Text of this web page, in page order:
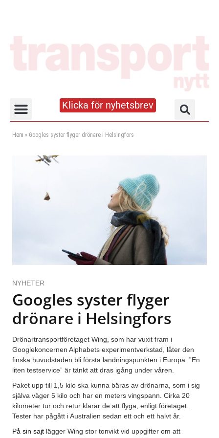
Klicka för nyhetsbrev
Hem » Googles syster flyger drönare i Helsingfors
NYHETER
Googles syster flyger
drönare i Helsingfors
Drönartransportföretaget Wing, som har vuxit fram i
Googlekoncernen Alphabets experimentverkstad, låter den
finska huvudstaden bli första landningspunkten i Europa. ”En
liten testservice” är tänkt att dras igång under våren.
Paket upp till 1,5 kilo ska kunna bäras av drönarna, som i sig
själva väger 5 kilo och har en meters vingspann. Cirka 20
kilometer tur och retur klarar de att flyga, enligt företaget.
Tester har pågått i Australien sedan ett och ett halvt år.
På sin sajt lägger Wing stor tonvikt vid uppgifter om att